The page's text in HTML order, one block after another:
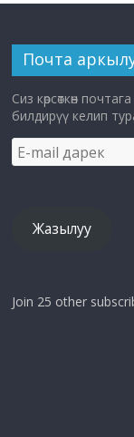
Почта
Сиз көрсөткөн
билдирүү келип
E-
mail
Жазылуу
Join 25 other